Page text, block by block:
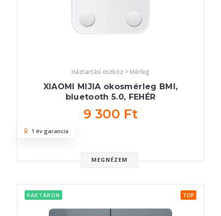
Háztartási eszköz > Mérleg
XIAOMI MIJIA okosmérleg BMI,
bluetooth 5.0, FEHÉR
9 300 Ft
MEGNÉZEM
1 év garancia
RAKTÁRON TOP